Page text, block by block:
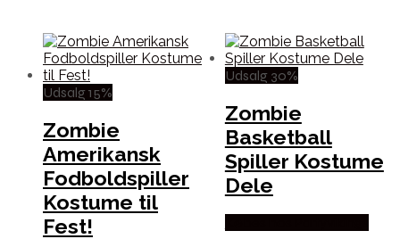
Udsalg 15%
Zombie
Amerikansk
Fodboldspiller
Kostume til
Fest!
Udsalg 30%
Zombie
Basketball
Spiller Kostume
Dele